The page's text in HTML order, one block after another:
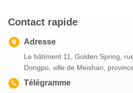
Contact rapide
Adresse
Le bâtiment 11, Golden Spring,
Dongpo, ville de Meishan,
Télégramme